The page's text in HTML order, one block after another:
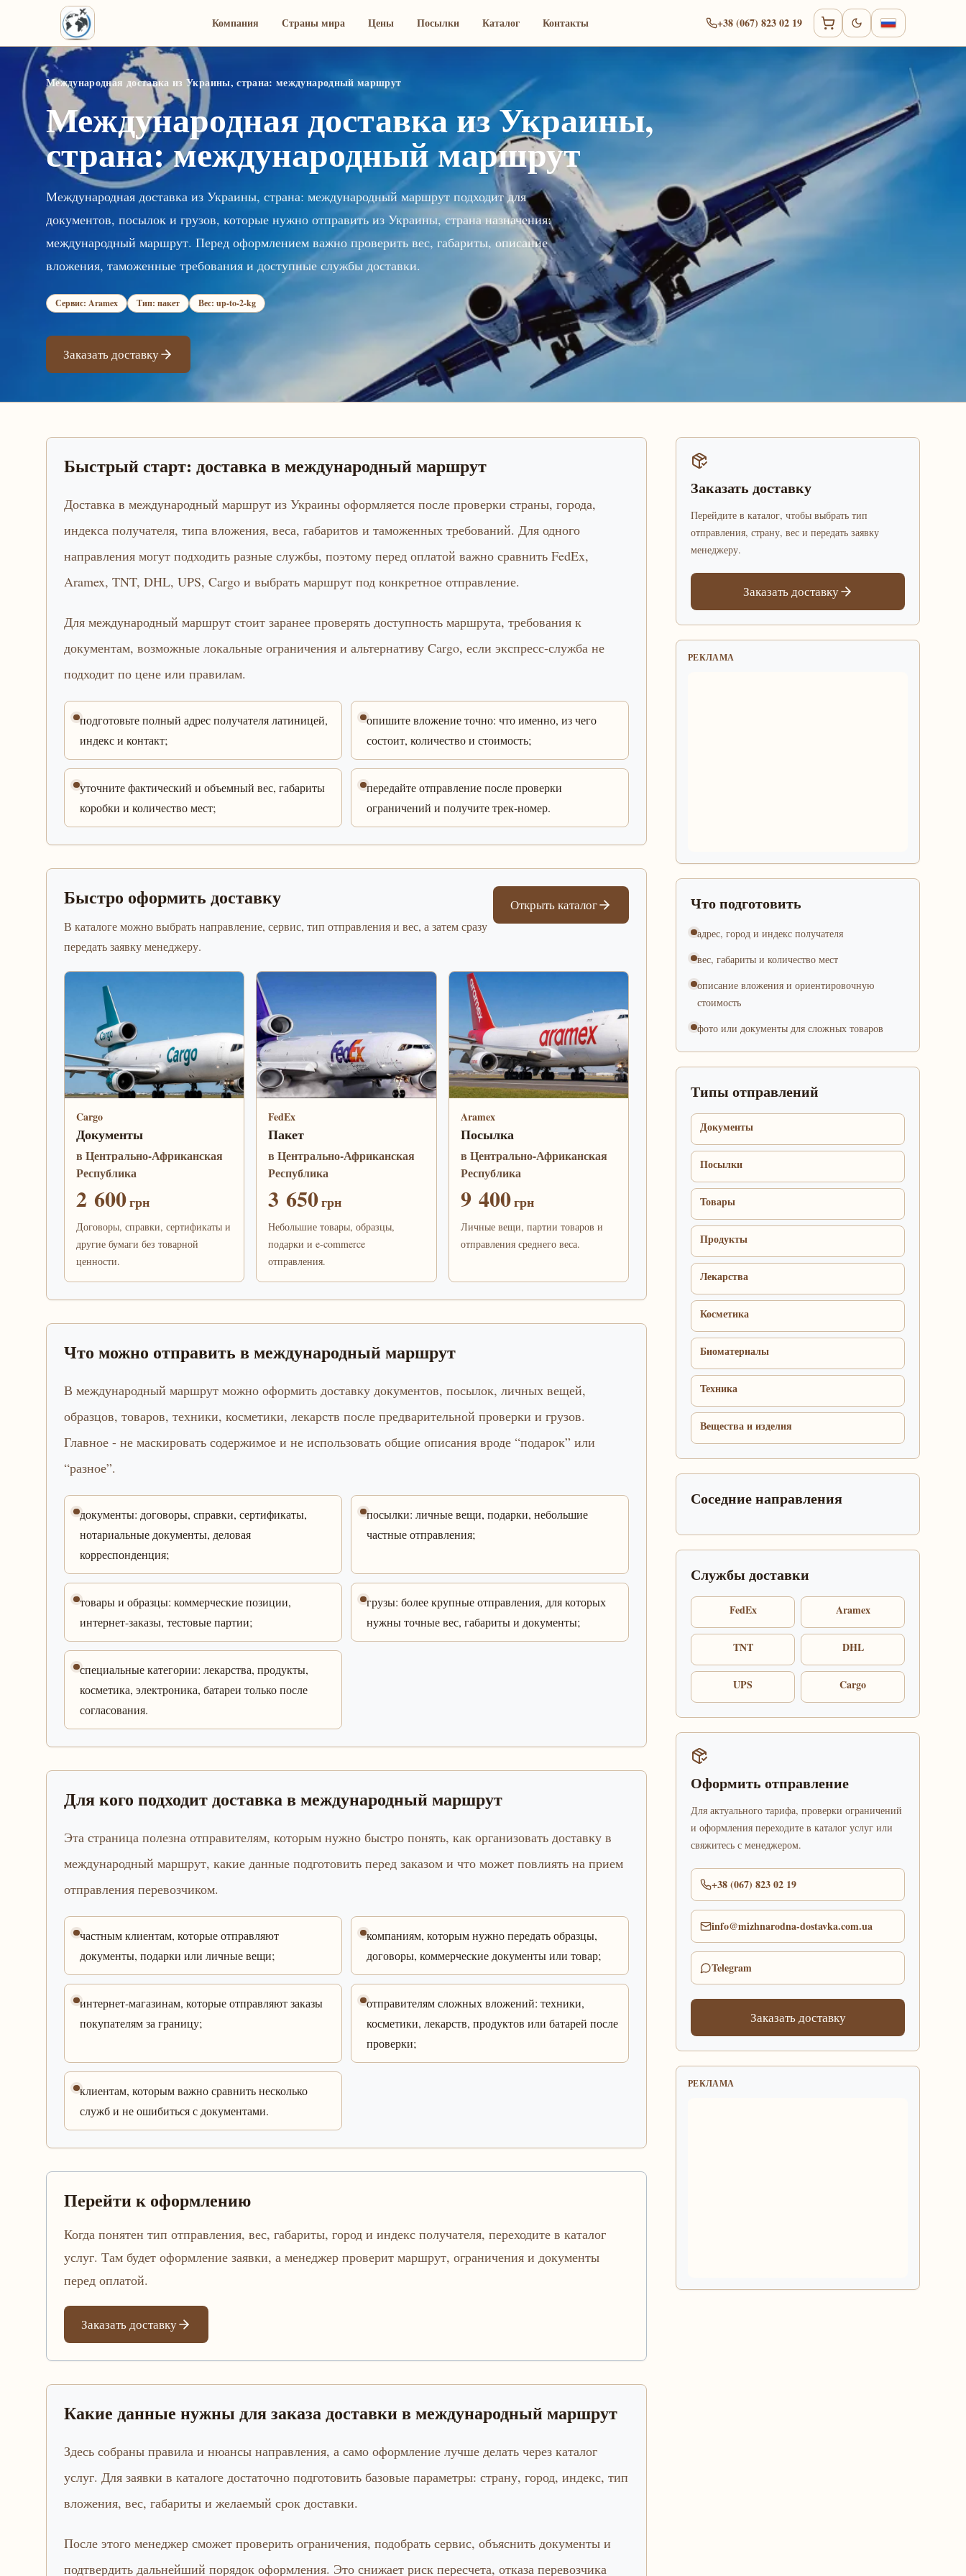
Компания Страны мира Цены Посылки Каталог Контакты +38 (067) 823 02 19
Международная доставка из Украины, страна: международный маршрут
Международная доставка из Украины,
страна: международный маршрут
Международная доставка из Украины, страна: международный маршрут подходит для
документов, посылок и грузов, которые нужно отправить из Украины, страна назначения:
международный маршрут. Перед оформлением важно проверить вес, габариты, описание
вложения, таможенные требования и доступные службы доставки.
Сервис: Aramex Тип: пакет Вес: up-to-2-kg
Заказать доставку
Быстрый старт: доставка в международный маршрут
Доставка в международный маршрут из Украины оформляется после проверки страны, города,
индекса получателя, типа вложения, веса, габаритов и таможенных требований. Для одного
направления могут подходить разные службы, поэтому перед оплатой важно сравнить FedEx,
Aramex, TNT, DHL, UPS, Cargo и выбрать маршрут под конкретное отправление.
Для международный маршрут стоит заранее проверять доступность маршрута, требования к
документам, возможные локальные ограничения и альтернативу Cargo, если экспресс-служба не
подходит по цене или правилам.
подготовьте полный адрес получателя латиницей,
индекс и контакт;
опишите вложение точно: что именно, из чего
состоит, количество и стоимость;
уточните фактический и объемный вес, габариты
коробки и количество мест;
передайте отправление после проверки
ограничений и получите трек-номер.
Быстро оформить доставку
В каталоге можно выбрать направление, сервис, тип отправления и вес, а затем сразу
передать заявку менеджеру.
Открыть каталог
Cargo
Документы
в Центрально-Африканская
Республика
2 600грн
Договоры, справки, сертификаты и
другие бумаги без товарной
ценности.
FedEx
Пакет
в Центрально-Африканская
Республика
3 650грн
Небольшие товары, образцы,
подарки и e-commerce
отправления.
Aramex
Посылка
в Центрально-Африканская
Республика
9 400грн
Личные вещи, партии товаров и
отправления среднего веса.
Что можно отправить в международный маршрут
В международный маршрут можно оформить доставку документов, посылок, личных вещей,
образцов, товаров, техники, косметики, лекарств после предварительной проверки и грузов.
Главное - не маскировать содержимое и не использовать общие описания вроде “подарок” или
“разное”.
документы: договоры, справки, сертификаты,
нотариальные документы, деловая
корреспонденция;
посылки: личные вещи, подарки, небольшие
частные отправления;
товары и образцы: коммерческие позиции,
интернет-заказы, тестовые партии;
грузы: более крупные отправления, для которых
нужны точные вес, габариты и документы;
специальные категории: лекарства, продукты,
косметика, электроника, батареи только после
согласования.
Для кого подходит доставка в международный маршрут
Эта страница полезна отправителям, которым нужно быстро понять, как организовать доставку в
международный маршрут, какие данные подготовить перед заказом и что может повлиять на прием
отправления перевозчиком.
частным клиентам, которые отправляют
документы, подарки или личные вещи;
компаниям, которым нужно передать образцы,
договоры, коммерческие документы или товар;
интернет-магазинам, которые отправляют заказы
покупателям за границу;
отправителям сложных вложений: техники,
косметики, лекарств, продуктов или батарей после
проверки;
клиентам, которым важно сравнить несколько
служб и не ошибиться с документами.
Перейти к оформлению
Когда понятен тип отправления, вес, габариты, город и индекс получателя, переходите в каталог
услуг. Там будет оформление заявки, а менеджер проверит маршрут, ограничения и документы
перед оплатой.
Заказать доставку
Какие данные нужны для заказа доставки в международный маршрут
Здесь собраны правила и нюансы направления, а само оформление лучше делать через каталог
услуг. Для заявки в каталоге достаточно подготовить базовые параметры: страну, город, индекс, тип
вложения, вес, габариты и желаемый срок доставки.
После этого менеджер сможет проверить ограничения, подобрать сервис, объяснить документы и
подтвердить дальнейший порядок оформления. Это снижает риск пересчета, отказа перевозчика
Заказать доставку
Перейдите в каталог, чтобы выбрать тип
отправления, страну, вес и передать заявку
менеджеру.
Заказать доставку
РЕКЛАМА
Что подготовить
адрес, город и индекс получателя
вес, габариты и количество мест
описание вложения и ориентировочную
стоимость
фото или документы для сложных товаров
Типы отправлений
Документы
Посылки
Товары
Продукты
Лекарства
Косметика
Биоматериалы
Техника
Вещества и изделия
Соседние направления
Службы доставки
FedEx Aramex
TNT DHL
UPS Cargo
Оформить отправление
Для актуального тарифа, проверки ограничений
и оформления переходите в каталог услуг или
свяжитесь с менеджером.
+38 (067) 823 02 19
info@mizhnarodna-dostavka.com.ua
Telegram
Заказать доставку
РЕКЛАМА